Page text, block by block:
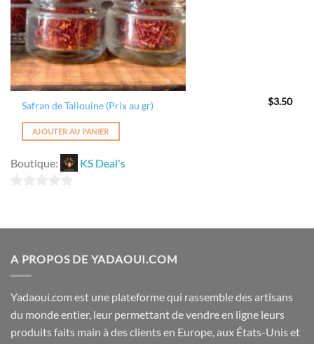
Safran de Taliouine (Prix au gr) $3.50
AJOUTER AU PANIER
Boutique: KS Deal's
5
A PROPOS DE YADAOUI.COM
Yadaoui.com est une plateforme qui rassemble des artisans
du monde entier, leur permettant de vendre en ligne leurs
produits faits main à des clients en Europe, aux États-Unis et